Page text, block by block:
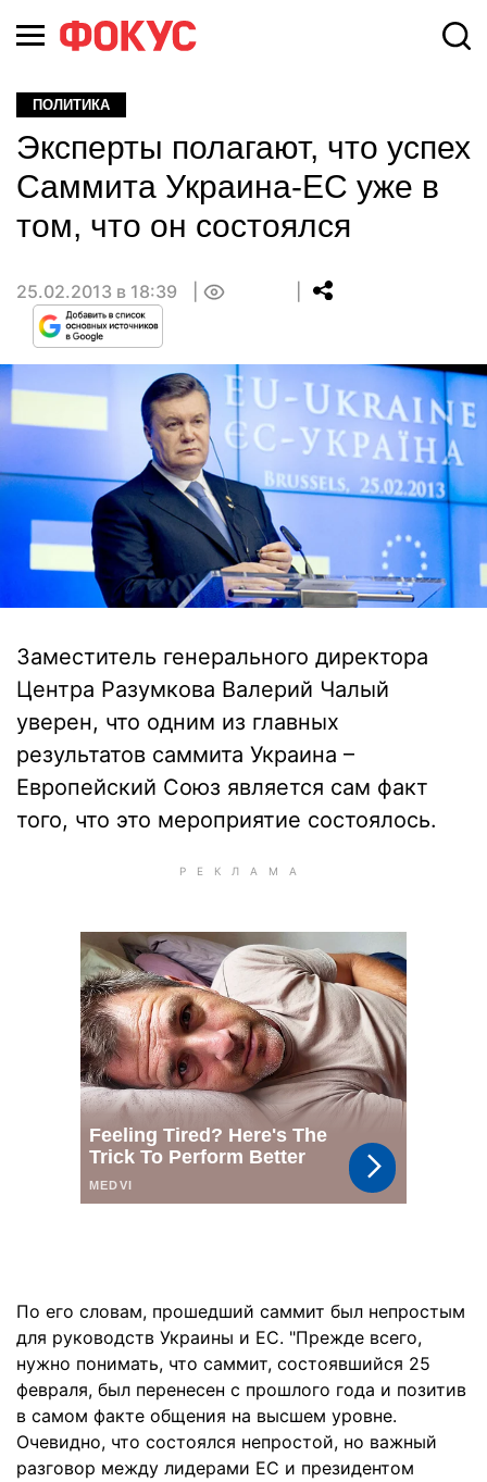
ПОЛИТИКА
Эксперты полагают, что успех
Саммита Украина-ЕС уже в
том, что он состоялся
25.02.2013 в 18:39
Заместитель генерального директора
Центра Разумкова Валерий Чалый
уверен, что одним из главных
результатов саммита Украина –
Европейский Союз является сам факт
того, что это мероприятие состоялось.
По его словам, прошедший саммит был непростым
для руководств Украины и ЕС. "Прежде всего,
нужно понимать, что саммит, состоявшийся 25
февраля, был перенесен с прошлого года и позитив
в самом факте общения на высшем уровне.
Очевидно, что состоялся непростой, но важный
разговор между лидерами ЕС и президентом